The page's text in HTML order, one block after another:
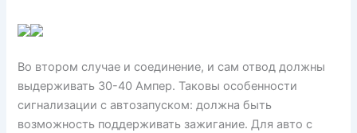
Во втором случае и соединение, и сам отвод должны
выдерживать 30-40 Ампер. Таковы особенности
сигнализации с автозапуском: должна быть
возможность поддерживать зажигание. Для авто с